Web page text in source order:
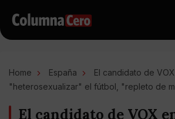
Home España
El candidato de
"heterosexualizar" el fútbol, "repleto de
El candidato de VOX